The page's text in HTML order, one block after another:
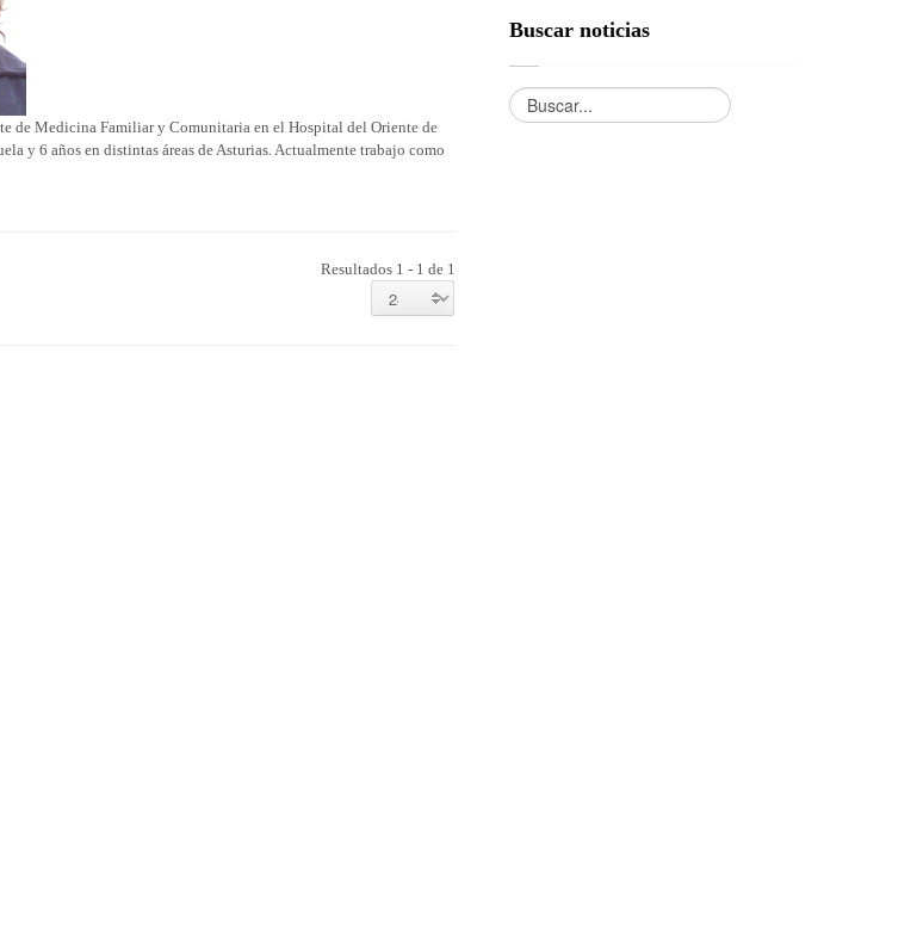
de Medicina Familiar y Comunitaria en el Hospital del Oriente de
y 6 años en distintas áreas de Asturias. Actualmente trabajo como
Resultados 1 - 1 de 1
Buscar noticias